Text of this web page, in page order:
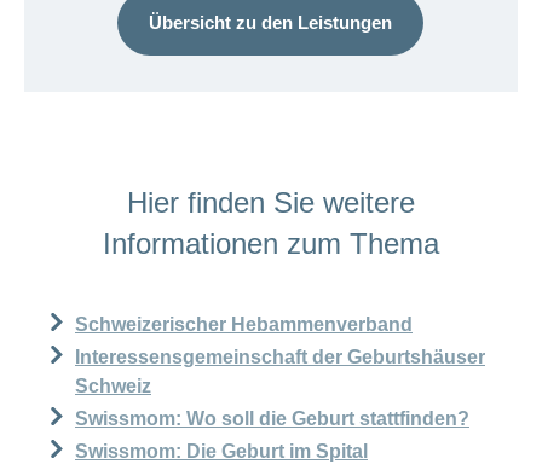
Übersicht zu den Leistungen
Hier finden Sie weitere
Informationen zum Thema
Schweizerischer Hebammenverband
Interessensgemeinschaft der Geburtshäuser
Schweiz
Swissmom: Wo soll die Geburt stattfinden?
Swissmom: Die Geburt im Spital